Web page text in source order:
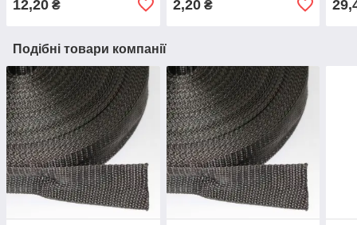
12,20 ₴ 2,20₴
Подібні товари компанії